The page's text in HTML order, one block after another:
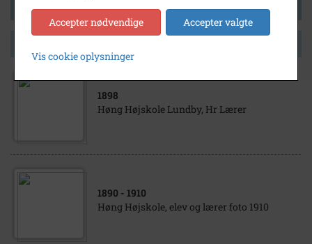
1898
Høng Højskole Lundby, Hr Lærer
1890 - 1910
Høng Højskole, elev og lærer foto 1910
Accepter nødvendige Accepter valgte
Vis cookie oplysninger